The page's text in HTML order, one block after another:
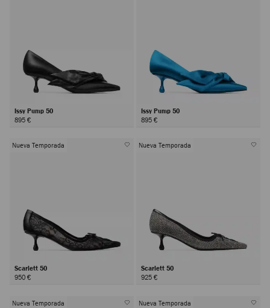
Issy Pump 50
895 €
Issy Pump 50
895 €
Nueva Temporada
Scarlett 50
950 €
Nueva Temporada
Scarlett 50
925 €
Nueva Temporada Nueva Temporada